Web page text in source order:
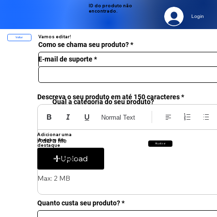
Login
Vamos editar!
Como se chama seu produto?
E-mail de suporte
Qual a categoria do seu produto?
Software
Produtos Digitais
Games
Descreva o seu produto em até 150 caracteres
Normal Text
Adicionar uma
imagem em
destaque
Add a file
Upload
Max: 2 MB
Pré-visualização
Quanto custa seu produto?
Atualizar
Voltar
ID do produto não
encontrado.